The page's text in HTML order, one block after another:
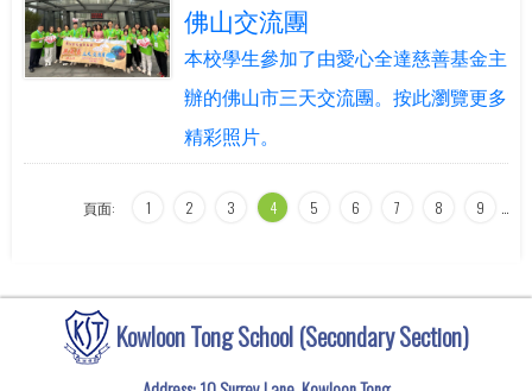
佛山交流團
本校學生參加了由愛心全達慈善基金主
辦的佛山市三天交流團。按此瀏覽更多
精彩照片。
頁面: 1 2 3 4 5 6 7 8 9 …
Kowloon Tong School (Secondary Section)